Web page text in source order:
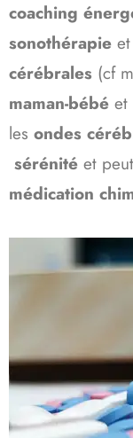
coaching
sonothérapie
cérébrales (cf
maman-bébé et
les ondes
sérénité et
médication